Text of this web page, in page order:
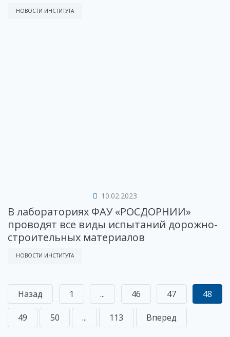
НОВОСТИ ИНСТИТУТА
10.02.2023
В лабораториях ФАУ «РОСДОРНИИ»
проводят все виды испытаний дорожно-
строительных материалов
НОВОСТИ ИНСТИТУТА
Назад 1 ... 46 47 48
49 50 ... 113 Вперед